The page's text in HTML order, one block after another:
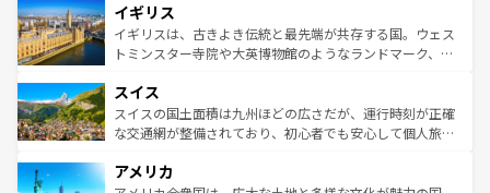
いる。シャンパンの発祥地であるランス、プロヴァンスの
香り高いラベンダー畑など、多彩な楽しみ方が可能だ。さ
らに、パリ以外の地域にも魅力が溢れており、どの街角に
れる地方に足を運ぶとそれぞれで全く異なる文化を体験で
きるだろう。 なお、新着のフランス情報はコンテンツ一覧
を参照してほしい。
顔を持つこの国は、どこを歩いても飽きることがない。ベ
ルリンの文化的活気、バイエルン州のアルプスの絶景、そ
してライン川沿いのワイン畑といった風景は必見。ビール
は、お酒好きな人にはぜひ体験してほしい。 なお、新着の
ドイツ情報はコンテンツ一覧を参照してほしい。
イギリス
イギリスは、古きよき伝統と最先端が共存する国。ウェス
トミンスター寺院や大英博物館のようなランドマーク、歴
リアごとに異なる魅力がある。また、優雅なアフタヌーン
ティー、ビール好きにはたまらない英国パブ、サッカー観
戦など、本場だからこそできる体験も豊富。イギリスを旅
ンツ一覧を参照してほしい。
スイス
スイスの国土面積は九州ほどの広さだが、運行時刻が正確
な交通網が整備されており、初心者でも安心して個人旅行
の建物がそのまま残る町や、スイスならではのユニークな
アメリカ